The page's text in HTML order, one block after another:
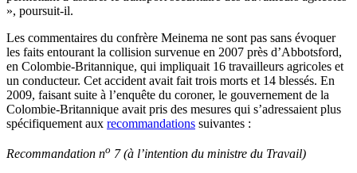
», poursuit-il.
Les commentaires du confrère Meinema ne sont pas sans évoquer
les faits entourant la collision survenue en 2007 près d’Abbotsford,
en Colombie-Britannique, qui impliquait 16 travailleurs agricoles et
un conducteur. Cet accident avait fait trois morts et 14 blessés. En
2009, faisant suite à l’enquête du coroner, le gouvernement de la
Colombie-Britannique avait pris des mesures qui s’adressaient plus
spécifiquement aux recommandations suivantes :
Recommandation no 7 (à l’intention du ministre du Travail)